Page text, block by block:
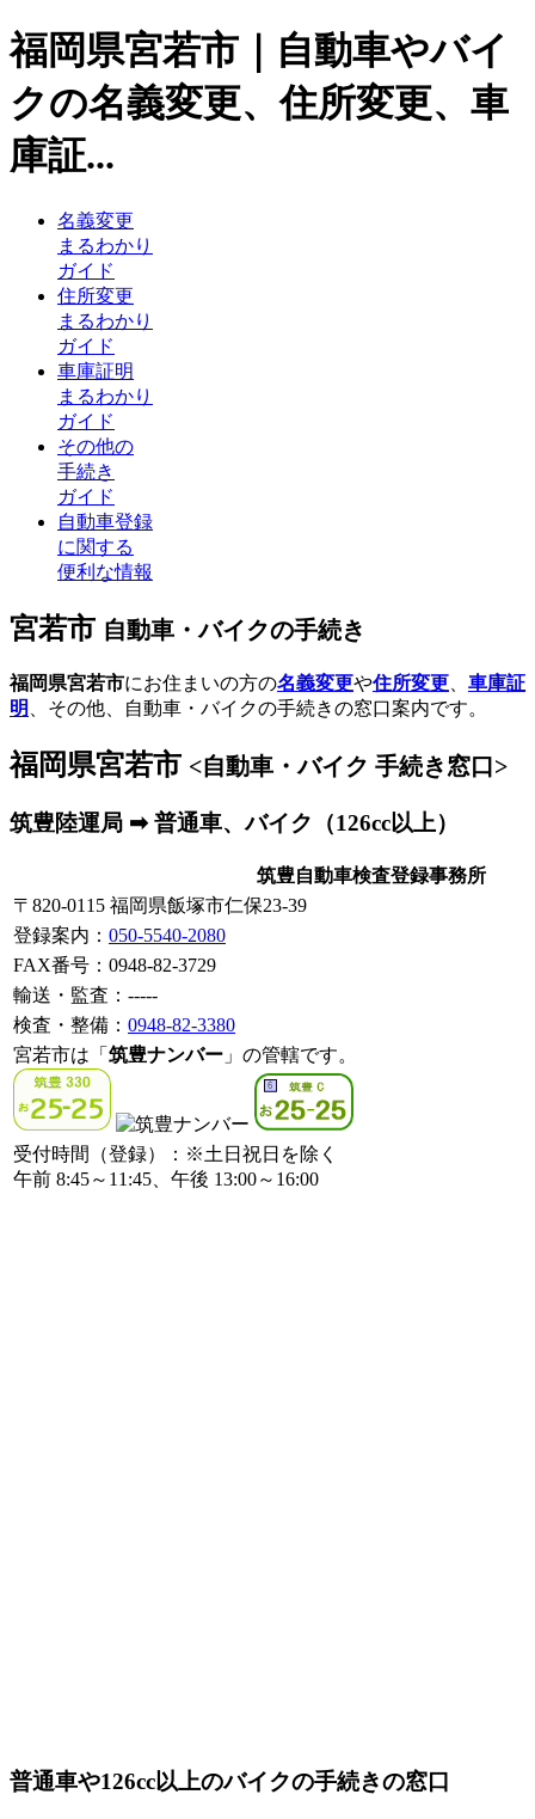
福岡県宮若市｜自動車やバイ
クの名義変更、住所変更、車
庫証...
名義変更
まるわかり
ガイド
住所変更
まるわかり
ガイド
車庫証明
まるわかり
ガイド
その他の
手続き
ガイド
自動車登録
に関する
便利な情報
宮若市 自動車・バイクの手続き
福岡県宮若市にお住まいの方の名義変更や住所変更
車庫証
明
、その他、自動車・バイクの手続きの窓口案内です。
福岡県宮若市 <自動車・バイク 手続き窓口>
筑豊陸運局 ➡ 普通車、バイク（126cc以上）
筑豊自動車検査登録事務所
〒820-0115 福岡県飯塚市仁保23-39
登録案内 ： 050-5540-2080
FAX番号：0948-82-3729
輸送・監査：-----
検査・整備： 0948-82-3380
宮若市は「 筑豊ナンバー 」の管轄です。
受付時間（登録）：※土日祝日を除く
午前 8:45～11:45、午後 13:00～16:00
普通車や126cc以上のバイクの手続きの窓口